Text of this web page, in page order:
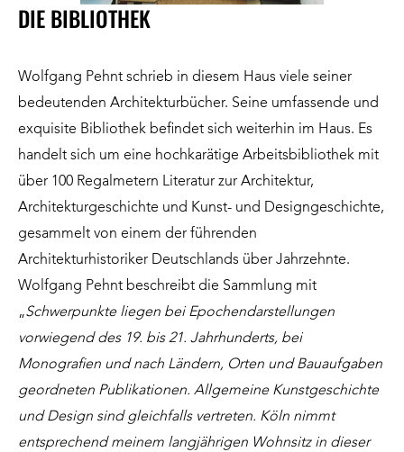
DIE BIBLIOTHEK
Wolfgang Pehnt schrieb in diesem Haus viele seiner
bedeutenden Architekturbücher. Seine umfassende und
exquisite Bibliothek befindet sich weiterhin im Haus. Es
handelt sich um eine hochkarätige Arbeitsbibliothek mit
über 100 Regalmetern Literatur zur Architektur,
Architekturgeschichte und Kunst- und Designgeschichte,
gesammelt von einem der führenden
Architekturhistoriker Deutschlands über Jahrzehnte.
Wolfgang Pehnt beschreibt die Sammlung mit
„Schwerpunkte liegen bei Epochendarstellungen
vorwiegend des 19. bis 21. Jahrhunderts, bei
Monografien und nach Ländern, Orten und Bauaufgaben
geordneten Publikationen. Allgemeine Kunstgeschichte
und Design sind gleichfalls vertreten. Köln nimmt
entsprechend meinem langjährigen Wohnsitz in dieser